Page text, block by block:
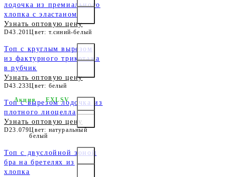
лодочка из премиального
хлопка с эластаном
Узнать оптовую цену
D43.201Цвет: т.синий-белый
Топ с круглым вырезом
из фактурного трикотажа
в рубчик
Узнать оптовую цену
D43.233Цвет: белый
Топ c вырезом лодочка из
плотного лиоцелла
Узнать оптовую цену
D23.079Цвет: натуральный
белый
Акция EXLSV
Топ с двуслойной зоной
бра на бретелях из
хлопка